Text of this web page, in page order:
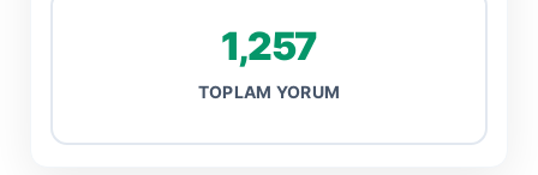
1,257
TOPLAM YORUM